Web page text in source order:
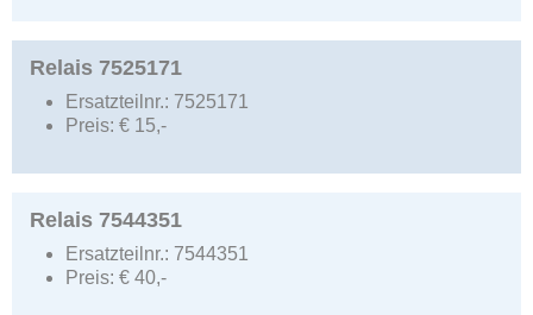
Relais 7525171
Ersatzteilnr.: 7525171
Preis: € 15,-
Relais 7544351
Ersatzteilnr.: 7544351
Preis: € 40,-